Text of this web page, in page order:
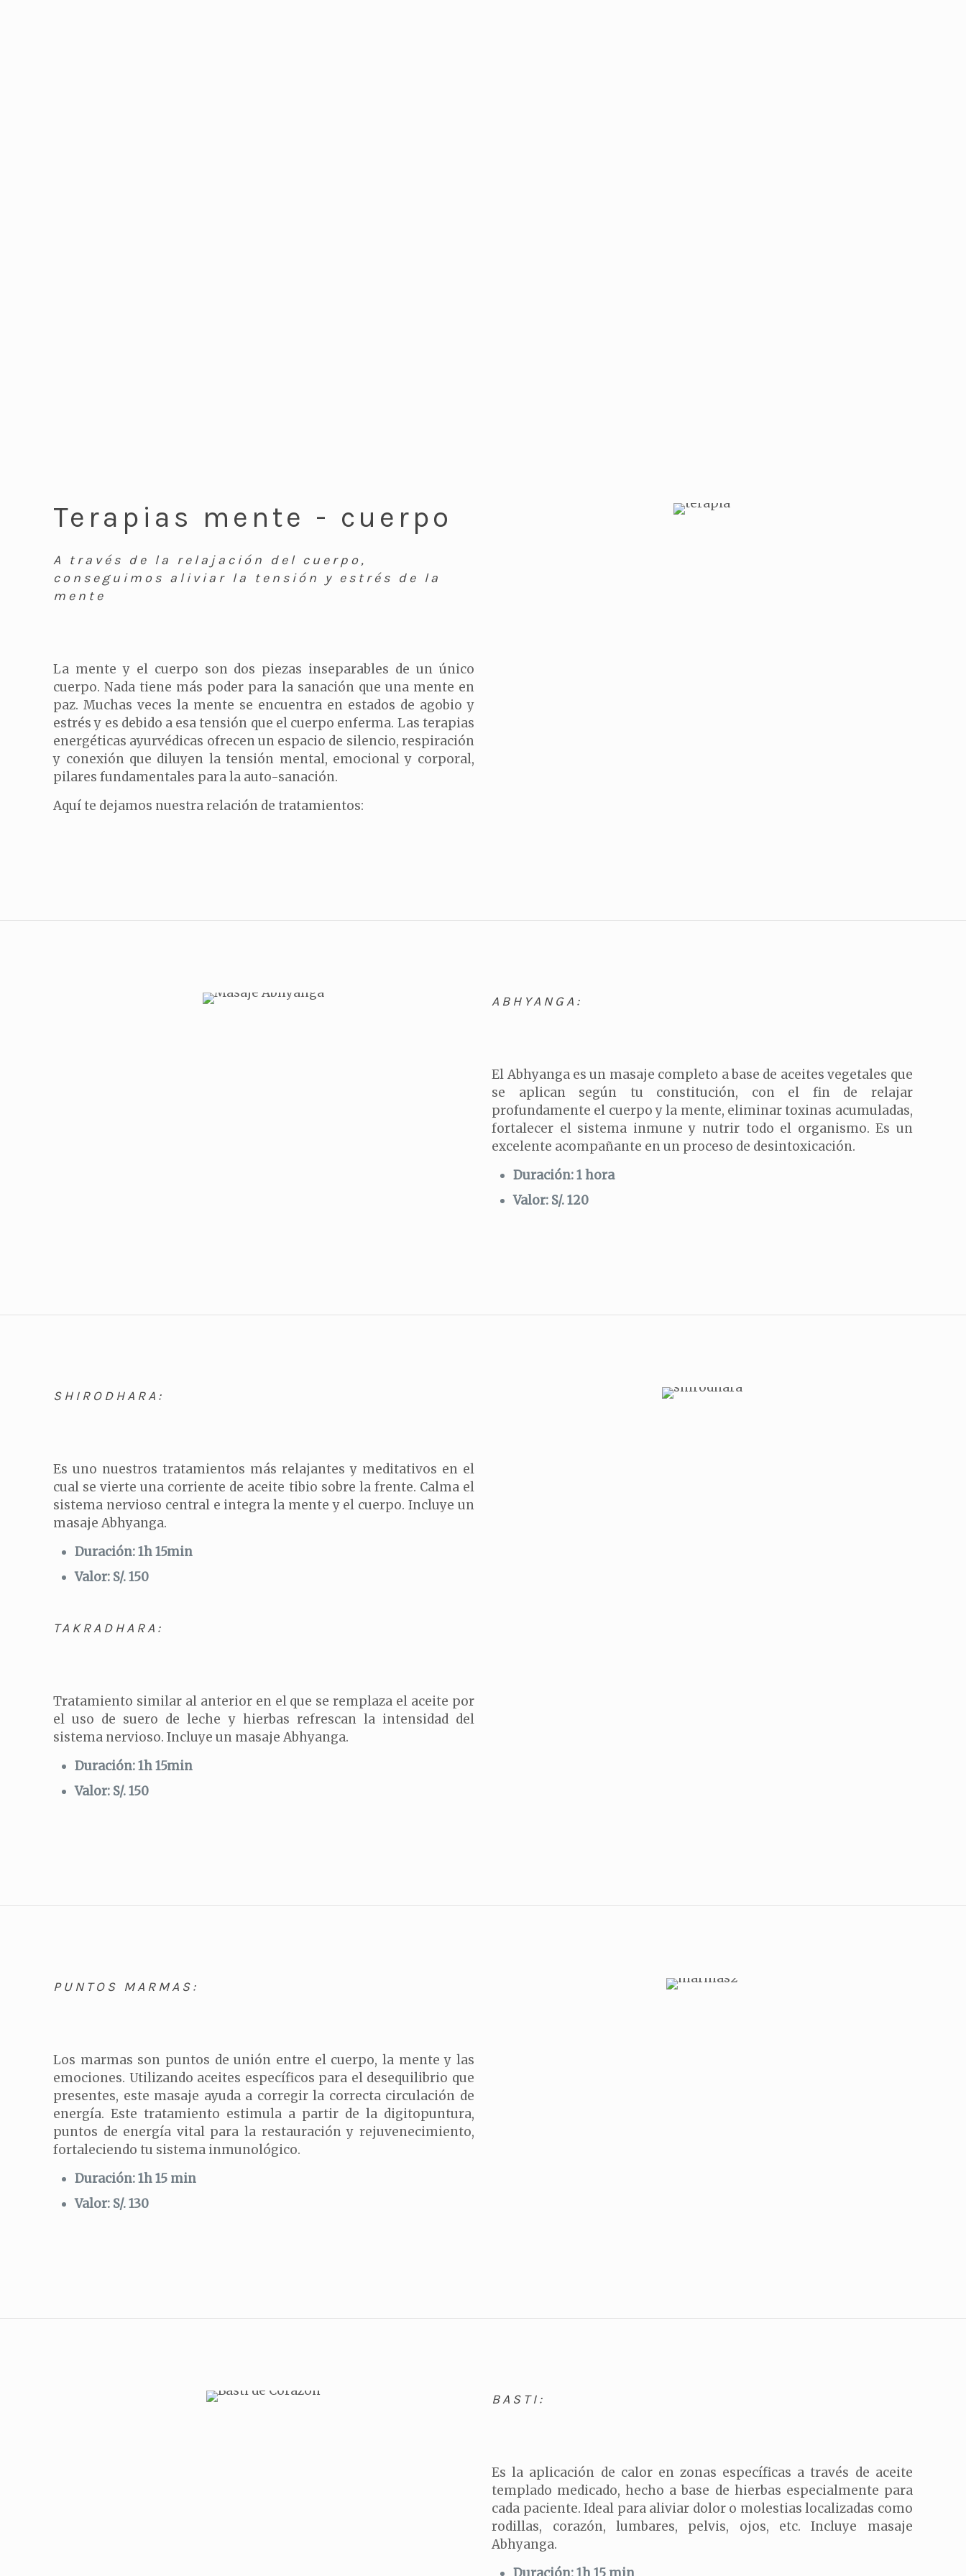
Terapias mente - cuerpo
A través de la relajación del cuerpo,
conseguimos aliviar la tensión y estrés de la
mente
La mente y el cuerpo son dos piezas inseparables de un único
cuerpo. Nada tiene más poder para la sanación que una mente en
paz. Muchas veces la mente se encuentra en estados de agobio y
estrés y es debido a esa tensión que el cuerpo enferma. Las terapias
energéticas ayurvédicas ofrecen un espacio de silencio, respiración
y conexión que diluyen la tensión mental, emocional y corporal,
pilares fundamentales para la auto-sanación.
Aquí te dejamos nuestra relación de tratamientos:
ABHYANGA:
El Abhyanga es un masaje completo a base de aceites vegetales que
se aplican según tu constitución, con el fin de relajar
profundamente el cuerpo y la mente, eliminar toxinas acumuladas,
fortalecer el sistema inmune y nutrir todo el organismo. Es un
excelente acompañante en un proceso de desintoxicación.
Duración: 1 hora
Valor: S/. 120
SHIRODHARA:
Es uno nuestros tratamientos más relajantes y meditativos en el
cual se vierte una corriente de aceite tibio sobre la frente. Calma el
sistema nervioso central e integra la mente y el cuerpo. Incluye un
masaje Abhyanga.
Duración: 1h 15min
Valor: S/. 150
TAKRADHARA:
Tratamiento similar al anterior en el que se remplaza el aceite por
el uso de suero de leche y hierbas refrescan la intensidad del
sistema nervioso. Incluye un masaje Abhyanga.
Duración: 1h 15min
Valor: S/. 150
PUNTOS MARMAS:
Los marmas son puntos de unión entre el cuerpo, la mente y las
emociones. Utilizando aceites específicos para el desequilibrio que
presentes, este masaje ayuda a corregir la correcta circulación de
energía. Este tratamiento estimula a partir de la digitopuntura,
puntos de energía vital para la restauración y rejuvenecimiento,
fortaleciendo tu sistema inmunológico.
Duración: 1h 15 min
Valor: S/. 130
BASTI:
Es la aplicación de calor en zonas específicas a través de aceite
templado medicado, hecho a base de hierbas especialmente para
cada paciente. Ideal para aliviar dolor o molestias localizadas como
rodillas, corazón, lumbares, pelvis, ojos, etc. Incluye masaje
Abhyanga.